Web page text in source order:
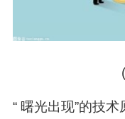
“ 曙光出现”的技